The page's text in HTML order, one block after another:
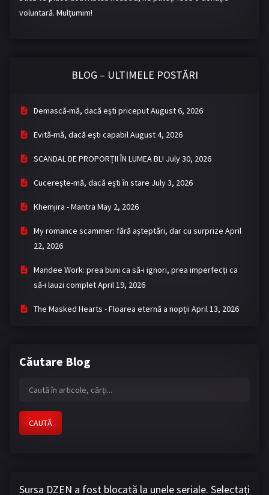
voluntară. Mulțumim!
BLOG – ULTIMELE POSTĂRI
Demască-mă, dacă eşti priceputAugust 6, 2026
Evită-mă, dacă eşti capabilAugust 4, 2026
SCANDAL DE PROPORȚII ÎN LUMEA BL! July 30, 2026
Cucereşte-mă, dacă eşti în stare July 3, 2026
Khemjira - Mantra May 2, 2026
My romance scammer: fără așteptări, dar cu surprize April
22, 2026
Mandee Work: prea buni ca să-i ignori, prea imperfecți ca
să-i lauzi completApril 19, 2026
The Masked Hearts - Floarea eternă a nopții April 13, 2026
Căutare Blog
CAUTĂ
Sursa DZEN a fost blocată la unele seriale. Selectați